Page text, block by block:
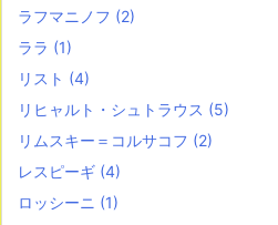
ラフマニノフ (2)
ララ (1)
リスト (4)
リヒャルト・シュトラウス (5)
リムスキー＝コルサコフ (2)
レスピーギ (4)
ロッシーニ (1)